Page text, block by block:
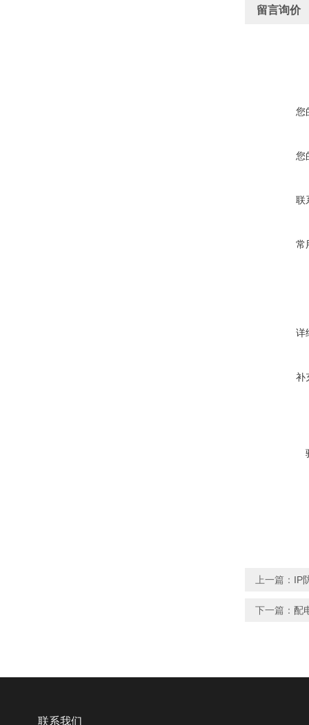
留言询价
您
您
联
常
详
补
上一篇： IP
下一篇： 配
联系我们